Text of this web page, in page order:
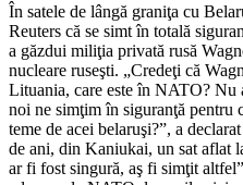
În satele de lângă graniţa cu
Reuters că se simt în totală
a găzdui miliţia privată rusă
nucleare ruseşti. „Credeţi că
Lituania, care este în NATO?
noi ne simţim în siguranţă pentru
teme de acei belaruşi?”, a
de ani, din Kaniukai, un sat aflat
ar fi fost singură, aş fi simţit